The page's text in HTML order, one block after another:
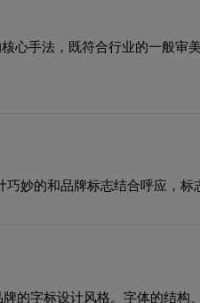
心手法，既符合行业的一般审
妙的和品牌标志结合呼应，标
的字标设计风格。字体的结构